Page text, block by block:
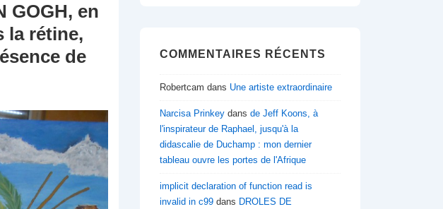
GOGH, en
la rétine,
de
COMMENTAIRES RÉCENTS
Robertcam dans Une artiste extraordinaire
Narcisa Prinkey dans de Jeff Koons, à
l'inspirateur de Raphael, jusqu'à la
didascalie de Duchamp : mon dernier
tableau ouvre les portes de l'Afrique
implicit declaration of function read is
invalid in c99 dans DROLES DE